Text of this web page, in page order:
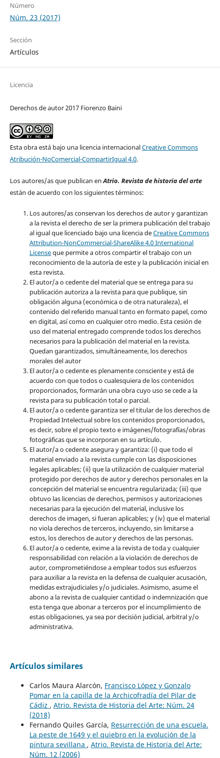
Número
Núm. 23 (2017)
Sección
Artículos
Licencia
Derechos de autor 2017 Fiorenzo Baini
Esta obra está bajo una licencia internacionalCreative Commons
Atribución-NoComercial-CompartirIgual 4.0.
Los autores/as que publican enAtrio. Revista de historia del arte
están de acuerdo con los siguientes términos:
Los autores/as conservan los derechos de autor y garantizan
a la revista el derecho de ser la primera publicación del trabajo
al igual que licenciado bajo una licencia deCreative Commons
Attribution-NonCommercial-ShareAlike 4.0 International
Licenseque permite a otros compartir el trabajo con un
reconocimiento de la autoría de este y la publicación inicial en
esta revista.
El autor/a o cedente del material que se entrega para su
publicación autoriza a la revista para que publique, sin
obligación alguna (económica o de otra naturaleza), el
contenido del referido manual tanto en formato papel, como
en digital, así como en cualquier otro medio. Esta cesión de
uso del material entregado comprende todos los derechos
necesarios para la publicación del material en la revista.
Quedan garantizados, simultáneamente, los derechos
morales del autor
El autor/a o cedente es plenamente consciente y está de
acuerdo con que todos o cualesquiera de los contenidos
proporcionados, formarán una obra cuyo uso se cede a la
revista para su publicación total o parcial.
El autor/a o cedente garantiza ser el titular de los derechos de
Propiedad Intelectual sobre los contenidos proporcionados,
es decir, sobre el propio texto e imágenes/fotografías/obras
fotográficas que se incorporan en su artículo.
El autor/a o cedente asegura y garantiza: (i) que todo el
material enviado a la revista cumple con las disposiciones
legales aplicables; (ii) que la utilización de cualquier material
protegido por derechos de autor y derechos personales en la
concepción del material se encuentra regularizada; (iii) que
obtuvo las licencias de derechos, permisos y autorizaciones
necesarias para la ejecución del material, inclusive los
derechos de imagen, si fueran aplicables; y (iv) que el material
no viola derechos de terceros, incluyendo, sin limitarse a
estos, los derechos de autor y derechos de las personas.
El autor/a o cedente, exime a la revista de toda y cualquier
responsabilidad con relación a la violación de derechos de
autor, comprometiéndose a emplear todos sus esfuerzos
para auxiliar a la revista en la defensa de cualquier acusación,
medidas extrajudiciales y/o judiciales. Asimismo, asume el
abono a la revista de cualquier cantidad o indemnización que
esta tenga que abonar a terceros por el incumplimiento de
estas obligaciones, ya sea por decisión judicial, arbitral y/o
administrativa.
Artículos similares
Carlos Maura Alarcón, Francisco López y Gonzalo
Pomar en la capilla de la Archicofradía del Pilar de
Cádiz , Atrio. Revista de Historia del Arte: Núm. 24
(2018)
Fernando Quiles García, Resurrección de una escuela.
La peste de 1649 y el quiebro en la evolución de la
pintura sevillana , Atrio. Revista de Historia del Arte:
Núm. 12 (2006)